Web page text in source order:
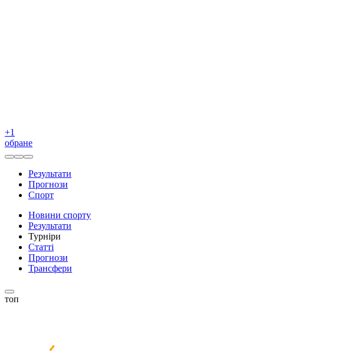
+1
обране
Результати
Прогнози
Спорт
Новини спорту
Результати
Турніри
Статті
Прогнози
Трансфери
топ